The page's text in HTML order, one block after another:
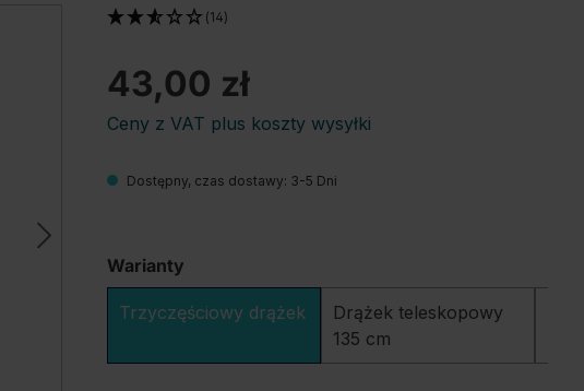
43,00 zł
Ceny z VAT plus koszty wysyłki
(14)
Dostępny, czas dostawy: 3-5 Dni
Warianty
Trzyczęściowy drążek
Drążek teleskopowy
135 cm